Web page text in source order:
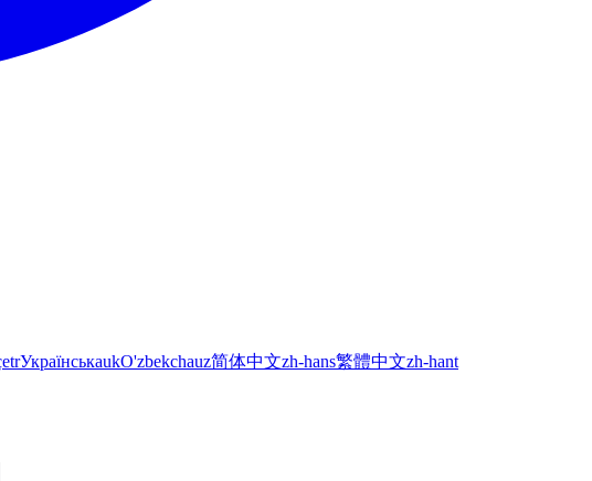
trУкраїнськаukO'zbekchauz简体中文zh-hans繁體中文zh-hant